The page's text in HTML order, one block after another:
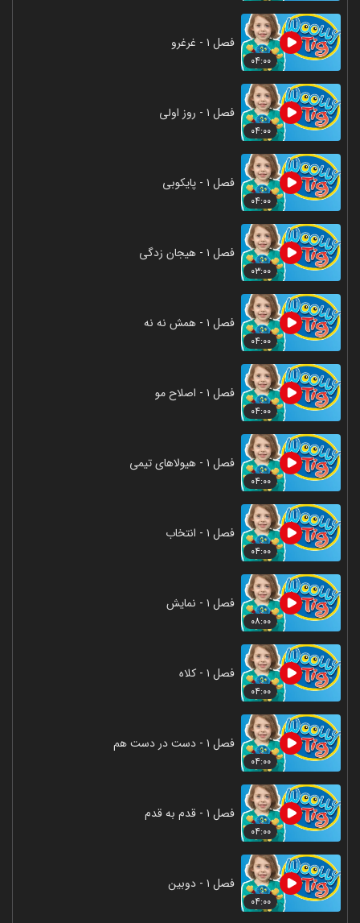
۰۴:۰۰
فصل ۱ - غرغرو
۰۴:۰۰
فصل ۱ - روز اولی
۰۴:۰۰
فصل ۱ - پایکوبی
۰۳:۰۰
فصل ۱ - هیجان زدگی
۰۴:۰۰
فصل ۱ - همش نه نه
۰۴:۰۰
فصل ۱ - اصلاح مو
۰۴:۰۰
فصل ۱ - هیولاهای تیمی
۰۴:۰۰
فصل ۱ - انتخاب
۰۸:۰۰
فصل ۱ - نمایش
۰۴:۰۰
فصل ۱ - کلاه
۰۴:۰۰
فصل ۱ - دست در دست هم
۰۴:۰۰
فصل ۱ - قدم به قدم
۰۴:۰۰
فصل ۱ - دوبین